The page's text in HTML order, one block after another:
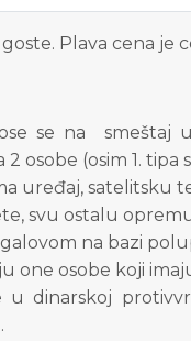
Plava cena je
se na smeštaj
osobe (osim 1. tipa
uređaj, satelitsku
svu ostalu
na bazi
one osobe koji
u dinarskoj